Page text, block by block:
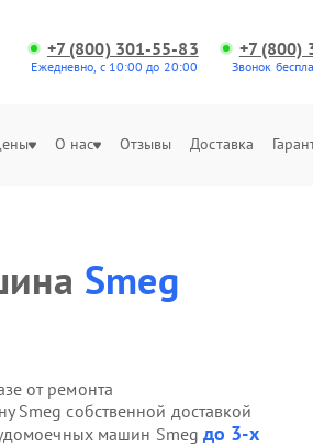
+7 (800) 301-55-83
Ежедневно, с 10:00 до 20:00
+7 (800)
Звонок
О нас Отзывы Доставка
Smeg
от ремонта
Smeg собственной доставкой
машин Smeg до 3-х